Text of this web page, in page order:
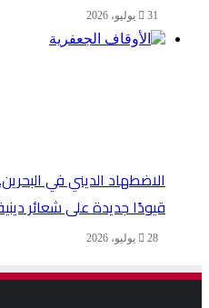
31 يوليو، 2026
الاضطهاد الديني في
قيودًا جديدة على شعائر
28 يوليو، 2026